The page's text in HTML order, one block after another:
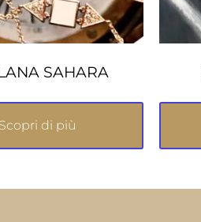
SAHARA
Scopri di più